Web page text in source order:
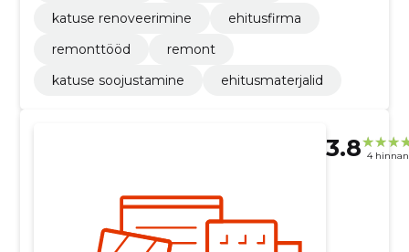
katuse renoveerimine
ehitusfirma
remonttööd
remont
katuse soojustamine
ehitusmaterjalid
3.8 4